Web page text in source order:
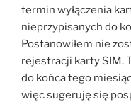
termin wyłączenia
nieprzypisanych do
Postanowiłem nie
rejestracji karty SIM.
do końca tego
więc sugeruję się